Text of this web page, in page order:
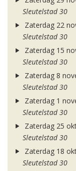
Sleutelstad 30
Zaterdag 22
Sleutelstad 30
Zaterdag 15
Sleutelstad 30
Zaterdag 8
Sleutelstad 30
Zaterdag 1
Sleutelstad 30
Zaterdag 25
Sleutelstad 30
Zaterdag 18
Sleutelstad 30